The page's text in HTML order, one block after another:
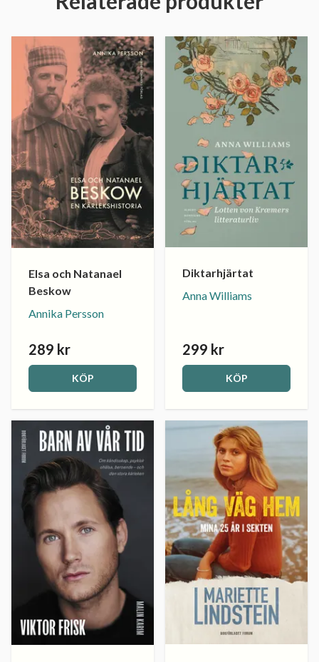
Elsa och Natanael
Beskow
Annika Persson
289 kr
KÖP
Diktarhjärtat
Anna Williams
299 kr
KÖP